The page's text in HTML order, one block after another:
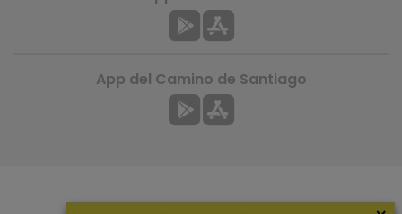
App del Camino de Santiago